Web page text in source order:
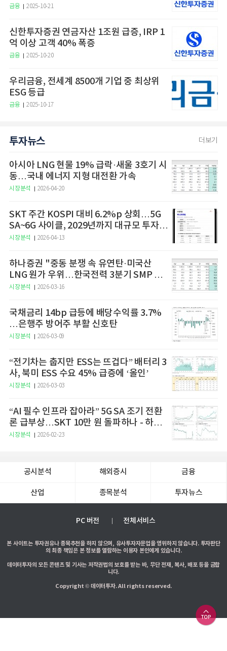
금융 2025-10-21
신한투자증권 연금자산 1조원 급증, IRP 1
억 이상 고객 40% 폭증
금융 2025-10-20
우리금융, 전세계 8500개 기업 중 최상위
ESG 등급
금융 2025-10-17
투자뉴스 더보기
아시아 LNG 현물 19% 급락·새울 3호기 시
동…국내 에너지 지형 대전환 가속
시장분석 2026-04-20
SKT 주간 KOSPI 대비 6.2%p 상회…5G
SA~6G 사이클, 2029년까지 대규모 투자
예고
시장분석 2026-04-13
하나증권 "중동 분쟁 속 유연탄·미국산
LNG 원가 우위…한국전력 3분기 SMP 상
승 전망"
시장분석 2026-03-16
국채금리 14bp 급등에 배당수익률 3.7%
…은행주 방어주 부활 신호탄
시장분석 2026-03-09
“전기차는 춥지만 ESS는 뜨겁다” 배터리 3
사, 북미 ESS 수요 45% 급증에 ‘올인’
시장분석 2026-03-03
“AI 필수 인프라 잡아라” 5G SA 조기 전환
론 급부상…SKT 10만 원 돌파하나 - 하나
증권
시장분석 2026-02-23
공시분석 해외증시 금융
산업 종목분석 투자뉴스
PC 버전 전체서비스
본 사이트는 투자권유나 종목추천을 하지 않으며, 유사투자자문업을 영위하지 않습니다. 투자판단
의 최종 책임은 본 정보를 열람하는 이용자 본인에게 있습니다.
데이터투자의 모든 콘텐츠 및 기사는 저작권법의 보호를 받는 바, 무단 전재, 복사, 배포 등을 금합
니다.
Copyright © 데이터투자. All rights reserved.